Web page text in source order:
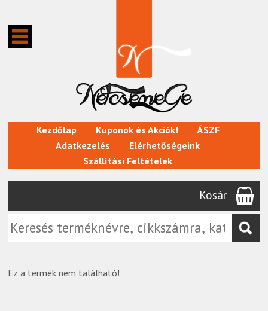
Kezdőlap Kuponok és Akciók!
ÁSZF
Adatkezelés
Elérhetőségeink
Szállítási Feltételek
Kosár
Ez a termék nem található!